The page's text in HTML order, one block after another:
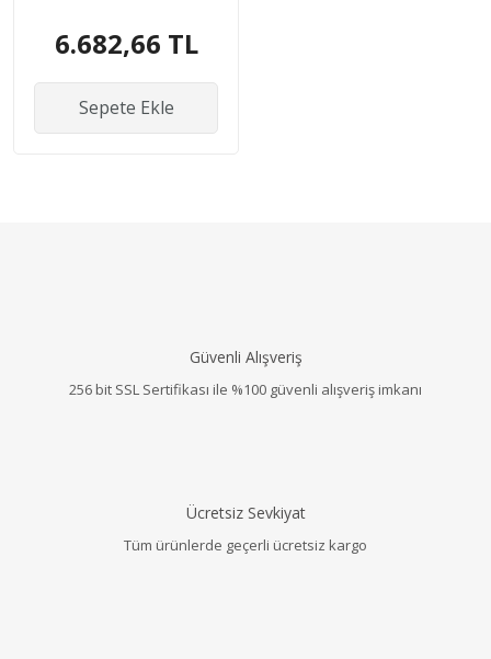
6.682,66 TL
Sepete Ekle
Güvenli Alışveriş
256 bit SSL Sertifikası ile %100 güvenli alışveriş imkanı
Ücretsiz Sevkiyat
Tüm ürünlerde geçerli ücretsiz kargo